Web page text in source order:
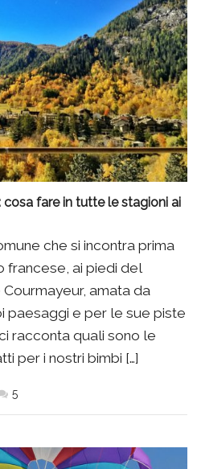
fare in tutte le stagioni ai
che si incontra prima
francese, ai piedi del
amata da
paesaggi e per le sue piste
racconta quali sono le
per i nostri bimbi […]
5